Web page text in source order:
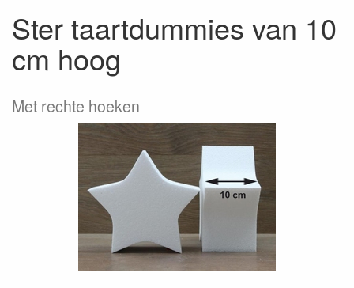
Ster taartdummies van 10
cm hoog
Met rechte hoeken